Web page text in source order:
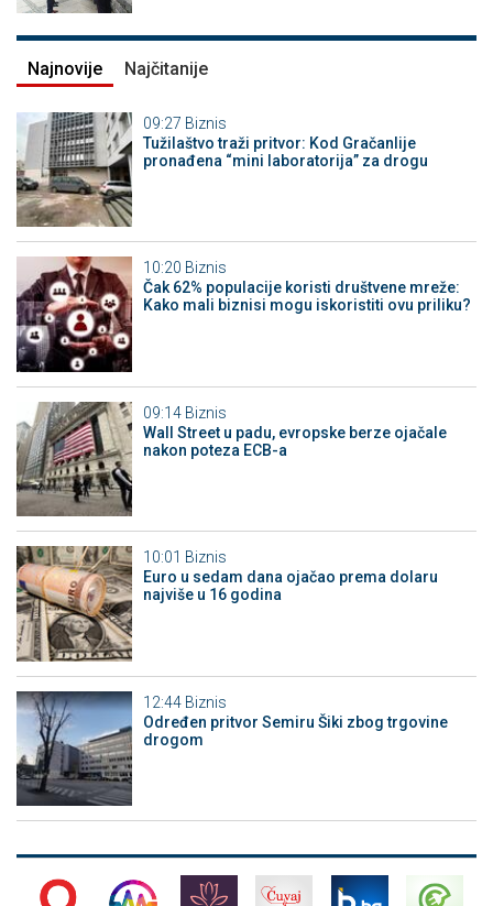
Najnovije Najčitanije
09:27 Biznis
Tužilaštvo traži pritvor: Kod Gračanlije
pronađena “mini laboratorija” za drogu
10:20 Biznis
Čak 62% populacije koristi društvene mreže:
Kako mali biznisi mogu iskoristiti ovu priliku?
09:14 Biznis
Wall Street u padu, evropske berze ojačale
nakon poteza ECB-a
10:01 Biznis
Euro u sedam dana ojačao prema dolaru
najviše u 16 godina
12:44 Biznis
Određen pritvor Semiru Šiki zbog trgovine
drogom